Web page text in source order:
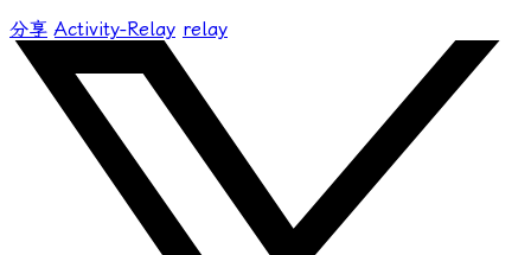
分享 Activity-Relay relay